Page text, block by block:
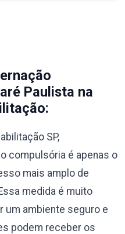
Paulista na
SP,
compulsória é apenas o
mais amplo de
medida é muito
um ambiente seguro e
podem receber os